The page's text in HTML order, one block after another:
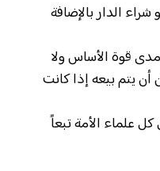
الدار بالإضافة
قوة الأساس ولا
يتم بيعه إذا كانت
علماء الأمة تبعاً